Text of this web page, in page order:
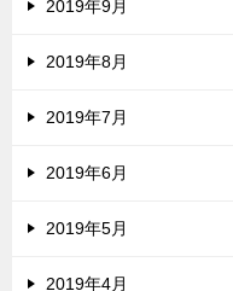
2019年9月
2019年8月
2019年7月
2019年6月
2019年5月
2019年4月